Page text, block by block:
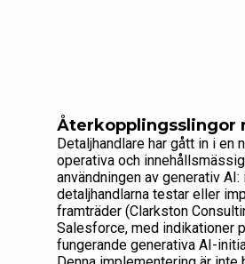
Återkopplingsslingor
Detaljhandlare har gått in i
operativa och
användningen av generativ
detaljhandlarna testar eller
framträder (Clarkston
Salesforce, med indikationer
fungerande generativa AI-